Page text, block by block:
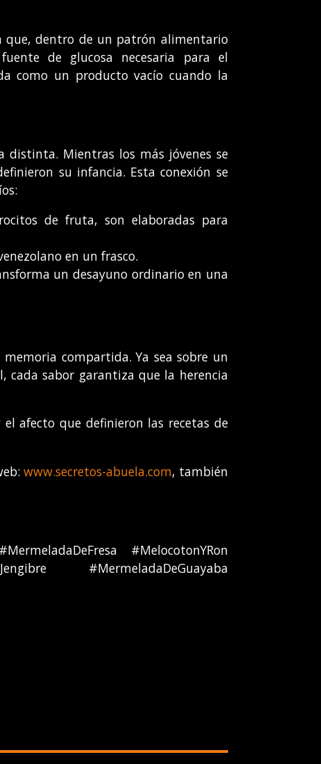
que, dentro de un patrón alimentario
de glucosa necesaria para el
como un producto vacío cuando la
distinta. Mientras los más jóvenes se
su infancia. Esta conexión se
de fruta, son elaboradas para
en un frasco.
un desayuno ordinario en una
compartida. Ya sea sobre un
sabor garantiza que la herencia
afecto que definieron las recetas de
www.secretos-abuela.com, también
#MelocotonYRon
#MermeladaDeGuayaba